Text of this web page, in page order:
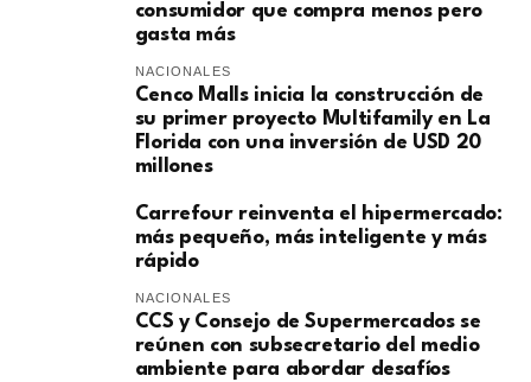
consumidor que compra menos pero
gasta más
NACIONALES
Cenco Malls inicia la construcción de
su primer proyecto Multifamily en La
Florida con una inversión de USD 20
millones
Carrefour reinventa el hipermercado:
más pequeño, más inteligente y más
rápido
NACIONALES
CCS y Consejo de Supermercados se
reúnen con subsecretario del medio
ambiente para abordar desafíos